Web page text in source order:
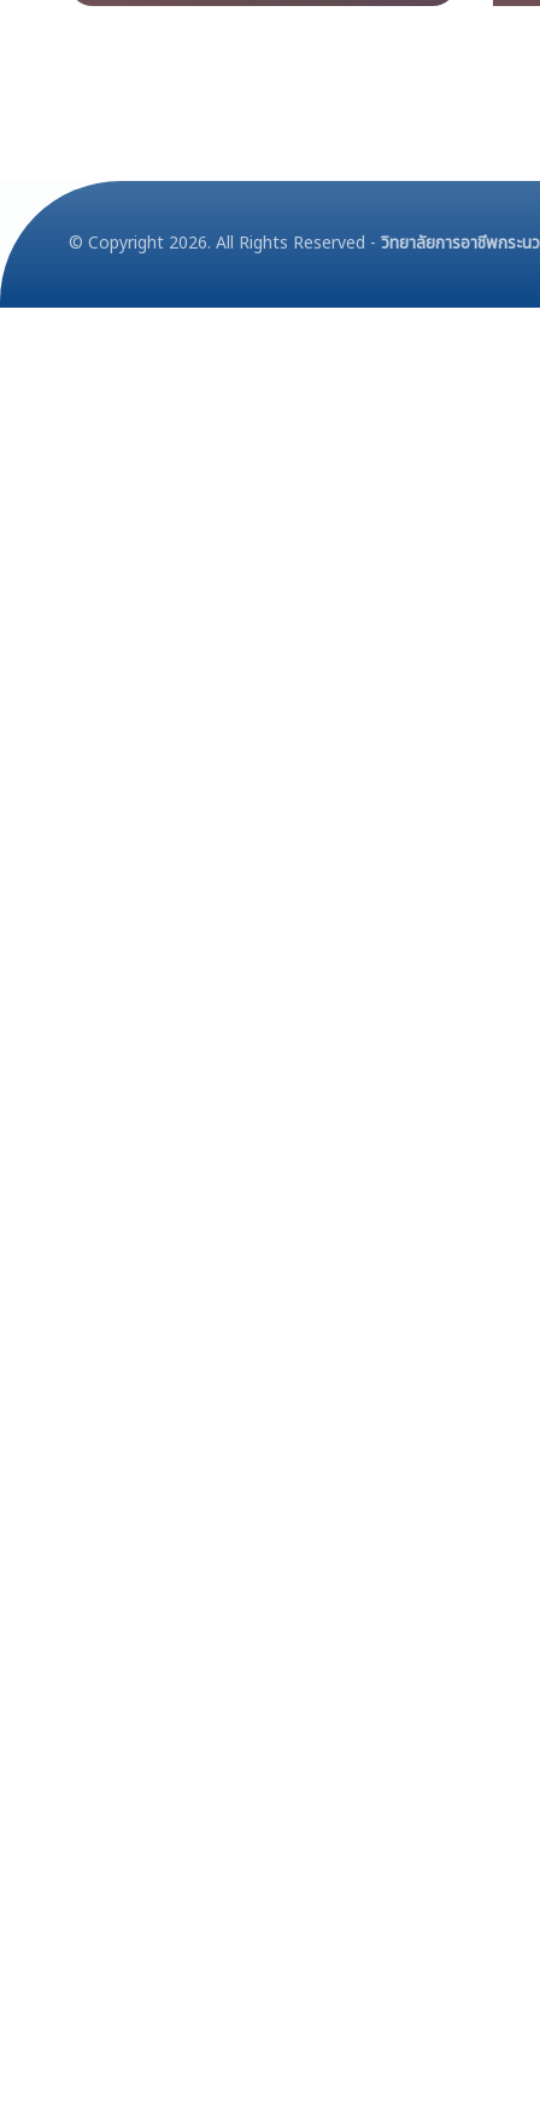
© Copyright 2026. All Rights Reserved - วิทยาลัยการอาชีพกระน